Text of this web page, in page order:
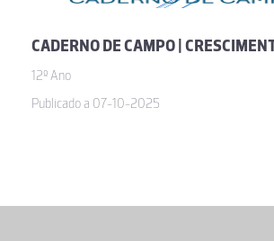
12º Ano
Publicado a 07-10-2025